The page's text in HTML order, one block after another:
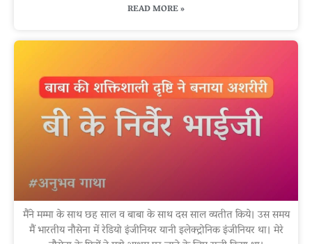
READ MORE »
मैंने मम्मा के साथ छह साल व बाबा के साथ दस साल व्यतीत किये। उस समय
मैं भारतीय नौसेना में रेडियो इंजीनियर यानी इलेक्ट्रोनिक इंजीनियर था। मेरे